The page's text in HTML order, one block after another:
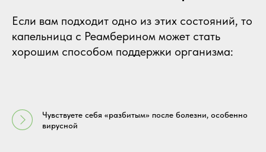
Если вам подходит одно из этих состояний, то
капельница с Реамберином может стать
хорошим способом поддержки организма:
Чувствуете себя «разбитым» после болезни, особенно
вирусной